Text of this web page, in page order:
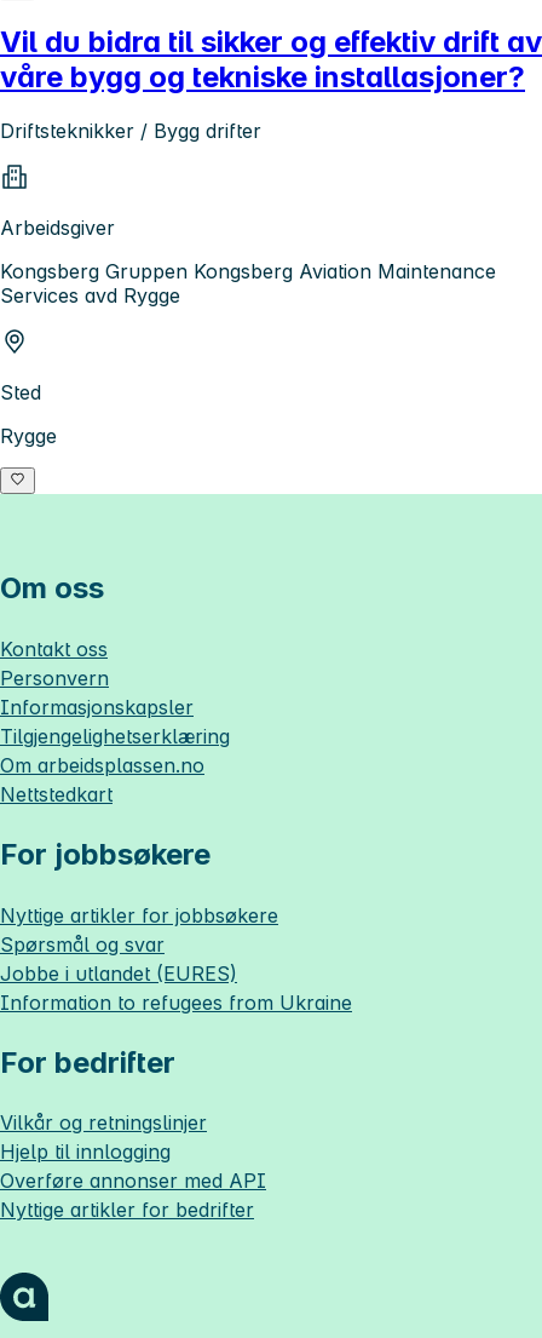
Vil du bidra til sikker og effektiv drift av
våre bygg og tekniske installasjoner?
Driftsteknikker / Bygg drifter
Arbeidsgiver
Kongsberg Gruppen Kongsberg Aviation Maintenance
Services avd Rygge
Sted
Rygge
Om oss
Kontakt oss
Personvern
Informasjonskapsler
Tilgjengelighetserklæring
Om arbeidsplassen.no
Nettstedkart
For jobbsøkere
Nyttige artikler for jobbsøkere
Spørsmål og svar
Jobbe i utlandet (EURES)
Information to refugees from Ukraine
For bedrifter
Vilkår og retningslinjer
Hjelp til innlogging
Overføre annonser med API
Nyttige artikler for bedrifter